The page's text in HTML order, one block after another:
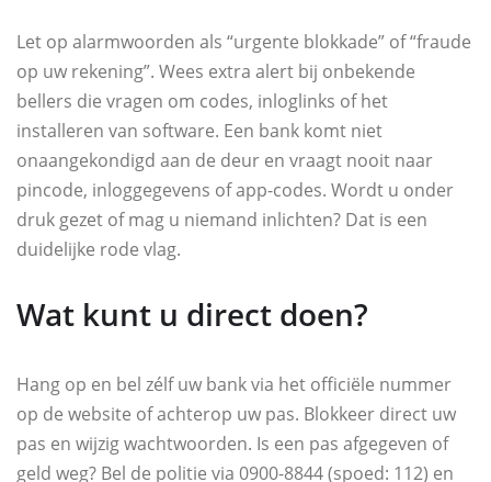
Let op alarmwoorden als “urgente blokkade” of “fraude
op uw rekening”. Wees extra alert bij onbekende
bellers die vragen om codes, inloglinks of het
installeren van software. Een bank komt niet
onaangekondigd aan de deur en vraagt nooit naar
pincode, inloggegevens of app-codes. Wordt u onder
druk gezet of mag u niemand inlichten? Dat is een
duidelijke rode vlag.
Wat kunt u direct doen?
Hang op en bel zélf uw bank via het officiële nummer
op de website of achterop uw pas. Blokkeer direct uw
pas en wijzig wachtwoorden. Is een pas afgegeven of
geld weg? Bel de politie via 0900-8844 (spoed: 112) en